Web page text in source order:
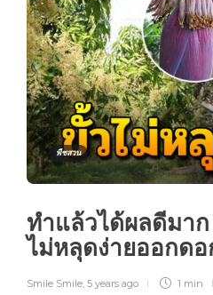
พืชสวน
ทำแล้วได้ผลดีมา
ไม่หลุดง่ายออกด
Smile Smile 5 years ago 1 min